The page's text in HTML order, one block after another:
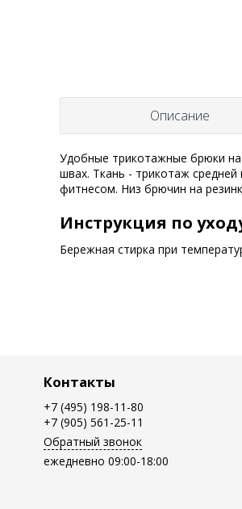
Описание
Удобные трикотажные брюки на
швах. Ткань - трикотаж
фитнесом. Низ брючин на
Инструкция по
Бережная стирка при
Контакты
+7 (495) 198-11-80
+7 (905) 561-25-11
Обратный звонок
ежедневно 09:00-18:00